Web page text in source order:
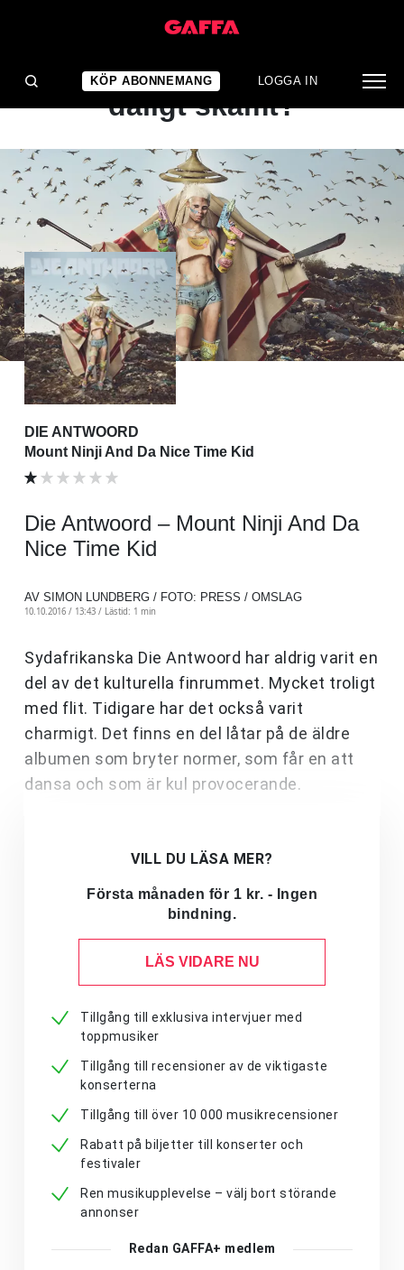
KÖP ABONNEMANG LOGGA IN
ALBUMRECENSION
Är det här ett riktigt
dåligt skämt?
DIE ANTWOORD
Mount Ninji And Da Nice Time Kid
Die Antwoord – Mount Ninji And Da
Nice Time Kid
AV SIMON LUNDBERG / FOTO: PRESS / OMSLAG
10.10.2016 / 13:43 / Lästid: 1 min
Sydafrikanska Die Antwoord har aldrig varit en
del av det kulturella finrummet. Mycket troligt
med flit. Tidigare har det också varit
charmigt. Det finns en del låtar på de äldre
albumen som bryter normer, som får en att
dansa och som är kul provocerande.
VILL DU LÄSA MER?
Första månaden för 1 kr. - Ingen
bindning.
LÄS VIDARE NU
Tillgång till exklusiva intervjuer med
toppmusiker
Tillgång till recensioner av de viktigaste
konserterna
Tillgång till över 10 000 musikrecensioner
Rabatt på biljetter till konserter och
festivaler
Ren musikupplevelse – välj bort störande
annonser
Redan GAFFA+ medlem